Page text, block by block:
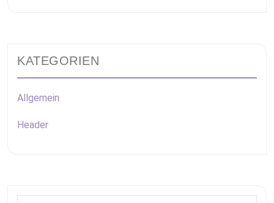
KATEGORIEN
Allgemein
Header